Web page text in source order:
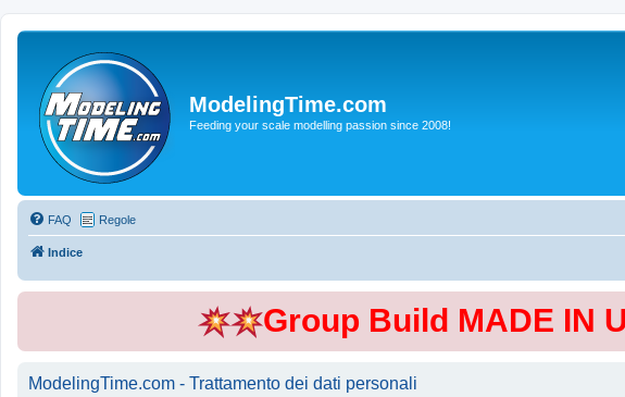
ModelingTime.com
Feeding your scale modelling passion since 2008!
FAQ Regole
Indice
Group Build MADE IN
ModelingTime.com - Trattamento dei dati personali